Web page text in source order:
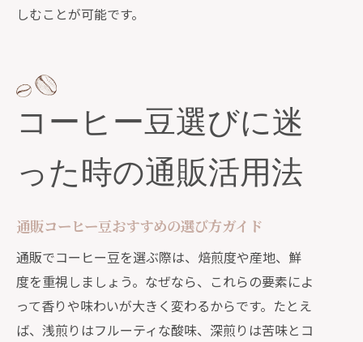
しむことが可能です。
コーヒー豆選びに迷
った時の通販活用法
通販コーヒー豆おすすめの選び方ガイド
通販でコーヒー豆を選ぶ際は、焙煎度や産地、鮮
度を重視しましょう。なぜなら、これらの要素によ
って香りや味わいが大きく変わるからです。たとえ
ば、浅煎りはフルーティな酸味、深煎りは苦味とコ